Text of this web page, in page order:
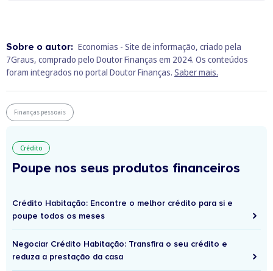
Sobre o autor: Economias - Site de informação, criado pela
7Graus, comprado pelo Doutor Finanças em 2024. Os conteúdos
foram integrados no portal Doutor Finanças. Saber mais.
Finanças pessoais
Crédito
Poupe nos seus produtos financeiros
Crédito Habitação: Encontre o melhor crédito para si e
poupe todos os meses
Negociar Crédito Habitação: Transfira o seu crédito e
reduza a prestação da casa